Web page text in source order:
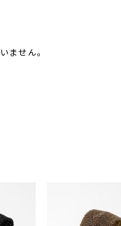
ません。